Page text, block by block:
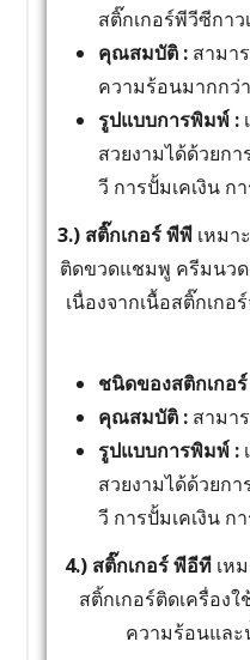
สติ๊กเกอร์พีวีซีกา
คุณสมบัติ : สามา
ความร้อนมากกว่
รูปแบบการพิมพ์ :
สวยงามได้ด้วยกา
วี การปั้มเคเงิน ก
3.) สติ๊กเกอร์ พีพี เหมา
ติดขวดแชมพู ครีมนว
เนื่องจากเนื้อสติ๊กเก
ชนิดของสติกเกอ
คุณสมบัติ : สามา
รูปแบบการพิมพ์ :
สวยงามได้ด้วยกา
วี การปั้มเคเงิน ก
4.) สติ๊กเกอร์ พีอีที เห
สติ้กเกอร์ติดเครื่อ
ความร้อนและ